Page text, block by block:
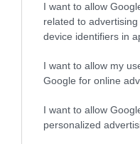
I want to allow
related to
device identifiers in
I want to allow my
Google for online
I want to allow
personalized
ΟΙΚΟΝΟΜΙΑ
Η Ελλάδα
της ΕΕ που
επιφυλάξεις